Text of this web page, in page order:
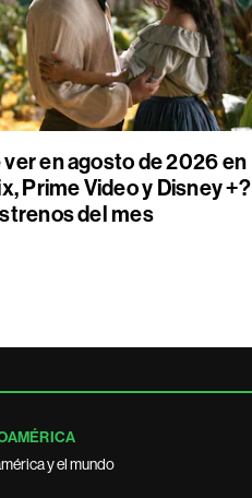
ver en agosto de 2026 en
Prime Video y Disney +?
del mes
y el mundo